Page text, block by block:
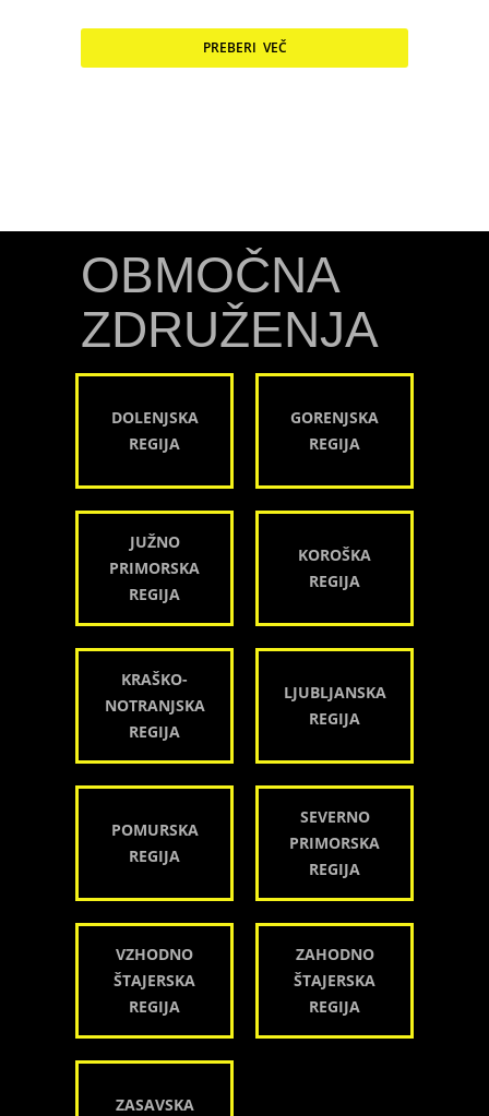
PREBERI VEČ
OBMOČNA
ZDRUŽENJA
DOLENJSKA
REGIJA
GORENJSKA
REGIJA
JUŽNO
PRIMORSKA
REGIJA
KOROŠKA
REGIJA
KRAŠKO-
NOTRANJSKA
REGIJA
LJUBLJANSKA
REGIJA
POMURSKA
REGIJA
SEVERNO
PRIMORSKA
REGIJA
VZHODNO
ŠTAJERSKA
REGIJA
ZAHODNO
ŠTAJERSKA
REGIJA
ZASAVSKA